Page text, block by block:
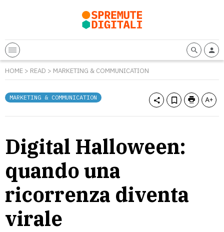
HOME > READ > MARKETING & COMMUNICATION
MARKETING & COMMUNICATION
Digital Halloween:
quando una
ricorrenza diventa
virale